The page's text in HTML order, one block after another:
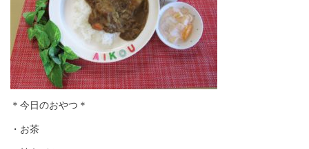
＊今日のおやつ＊
・お茶